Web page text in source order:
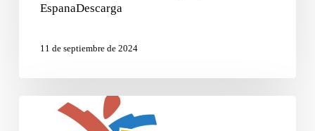
EspanaDescarga
11 de septiembre de 2024